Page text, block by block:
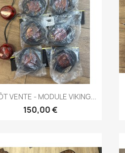
Aperçu rapide
VENTE - MODULE VIKING...
150,00 €